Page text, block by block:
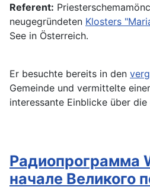
Referent:
neugegründeten Klosters
See in Österreich.
Er besuchte bereits in den
Gemeinde und vermittelte
interessante Einblicke über
Радиопрограмма
начале Великого